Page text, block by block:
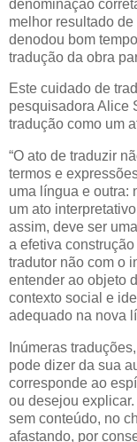
denominação
melhor resultado
denodou bom
tradução da obra
Este cuidado de
pesquisadora Alice
tradução como um
“O ato de traduzir
termos e
uma língua e outra:
um ato
assim, deve ser
a efetiva
tradutor não com o
entender ao objeto
contexto social e
adequado na nova
Inúmeras
pode dizer da sua
corresponde ao
ou desejou
sem conteúdo, no
afastando, por